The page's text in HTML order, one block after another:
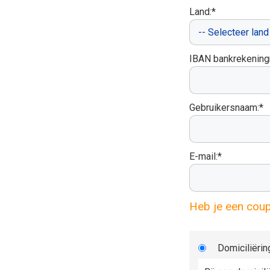
Land:*
IBAN
Gebruikersnaam:*
E-mail:*
Heb je een